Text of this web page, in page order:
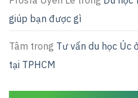
giúp bạn được gì
Tâm trong Tư vấn du học Úc
tại TPHCM